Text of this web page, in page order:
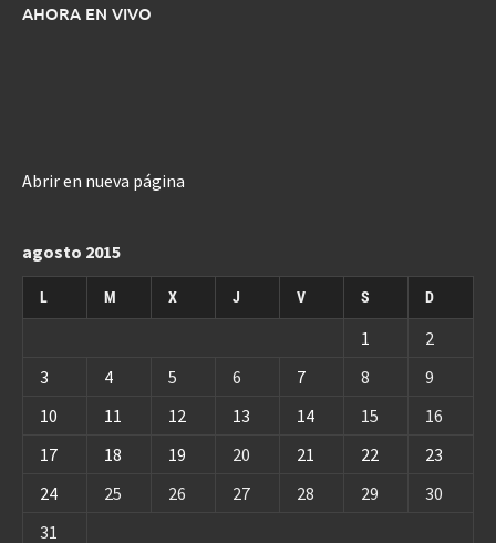
AHORA EN VIVO
Abrir en nueva página
agosto 2015
L M X J V S D
1
2
3
4 5 6 7 8
9
10
11 12 13 14 15
16
17
18 19 20 21 22
23
24
25 26 27 28 29
30
31